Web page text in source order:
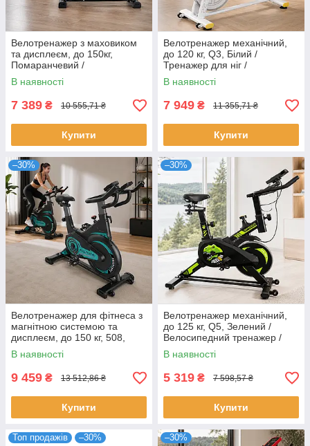
Велотренажер з маховиком
та дисплеєм, до 150кг,
Помаранчевий /
Велотренажер з
регульованим сидінням /
Тренажер для дому /
Спінбайк
В наявності
7 389 ₴ 10 555,71 ₴
Купити
Велотренажер механічний,
до 120 кг, Q3, Білий /
Тренажер для ніг /
Велотренажер домашній /
Велосипедний тренажер
В наявності
7 949 ₴ 11 355,71 ₴
Купити
–30%
Велотренажер для фітнеса з
магнітною системою та
дисплеєм, до 150 кг, 508,
Синій / Спінбайк /
Велотренажер для дому
В наявності
9 459 ₴ 13 512,86 ₴
Купити
–30%
Велотренажер механічний,
до 125 кг, Q5, Зелений /
Велосипедний тренажер /
Тренажер для ніг /
Велотренажер домашній
В наявності
5 319 ₴ 7 598,57 ₴
Купити
Топ продажів –30% –30%